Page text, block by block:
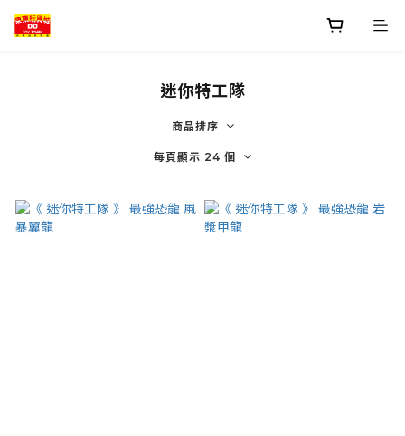
迷你特工隊
商品排序
每頁顯示 24 個